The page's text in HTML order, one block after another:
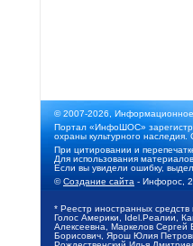
© 2007-2026,
Портал «ИнфоШОС»
охраны культурного
При цитировании и
Для использования
Если вы увидели ошибку,
©Создание сайта - Инфорос,
* Реестр иностранных
Голос Америки, Idel.Реалии,
Алексеевна, Маркелов Сергей
Борисович, Ярош Юлия